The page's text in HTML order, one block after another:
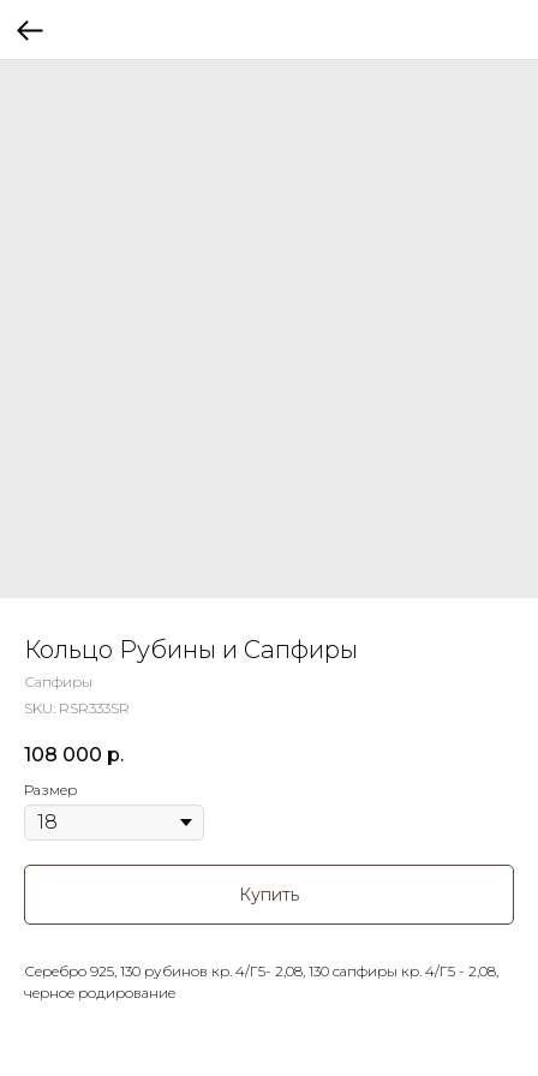
Кольцо Рубины и Сапфиры
Сапфиры
SKU: RSR333SR
108 000 р.
Размер
Купить
Серебро 925, 130 рубинов кр. 4/Г5- 2,08, 130 сапфиры кр. 4/Г5 - 2,08,
черное родирование